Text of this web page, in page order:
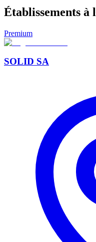
Établissements à
Premium
SOLID SA